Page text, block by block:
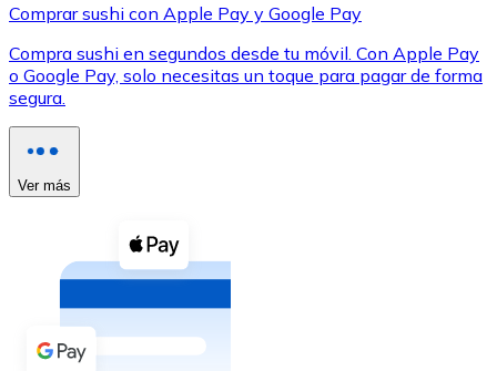
XRP
XRP
Efectivo
Comprar con efectivo
Transferencia SEPA
Añade fondos a tu cuenta Bitnovo o realiza compras
Comprar sushi con Apple Pay y Google Pay
Compra sushi en segundos desde tu móvil. Con Apple Pay
o Google Pay, solo necesitas un toque para pagar de forma
segura.
Ver más